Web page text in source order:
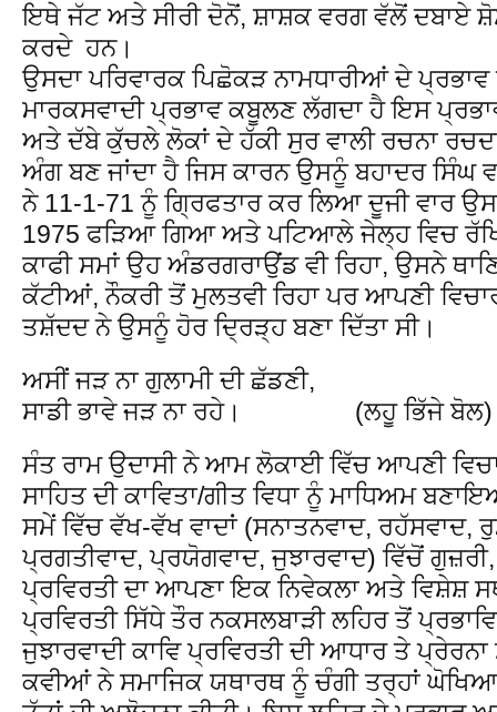
ਇਥੇ ਜੱਟ ਅਤੇ ਸੀਰੀ ਦੋਨੋਂ, ਸ਼ਾਸ਼ਕ ਵਰਗ ਵੱਲੋਂ ਦਬਾਏ
ਕਰਦੇ ਹਨ।
ਉਸਦਾ ਪਰਿਵਾਰਕ ਪਿਛੋਕੜ ਨਾਮਧਾਰੀਆਂ ਦੇ ਪ੍ਰਭਾਵ
ਮਾਰਕਸਵਾਦੀ ਪ੍ਰਭਾਵ ਕਬੂਲਣ ਲੱਗਦਾ ਹੈ ਇਸ
ਅਤੇ ਦੱਬੇ ਕੁੱਚਲੇ ਲੋਕਾਂ ਦੇ ਹੱਕੀ ਸੁਰ ਵਾਲੀ ਰਚਨਾ
ਅੰਗ ਬਣ ਜਾਂਦਾ ਹੈ ਜਿਸ ਕਾਰਨ ਉਸਨੂੰ ਬਹਾਦਰ ਸਿੰਘ
ਨੇ 11-1-71 ਨੂੰ ਗ੍ਰਿਫਤਾਰ ਕਰ ਲਿਆ ਦੂਜੀ ਵਾਰ
1975 ਫੜਿਆ ਗਿਆ ਅਤੇ ਪਟਿਆਲੇ ਜੇਲ੍ਹ ਵਿਚ
ਕਾਫੀ ਸਮਾਂ ਉਹ ਅੰਡਰਗਰਾਉਂਡ ਵੀ ਰਿਹਾ, ਉਸਨੇ
ਕੱਟੀਆਂ, ਨੌਕਰੀ ਤੋਂ ਮੁਲਤਵੀ ਰਿਹਾ ਪਰ ਆਪਣੀ
ਤਸ਼ੱਦਦ ਨੇ ਉਸਨੂੰ ਹੋਰ ਦ੍ਰਿੜ੍ਹ ਬਣਾ ਦਿੱਤਾ ਸੀ।
ਅਸੀਂ ਜੜ ਨਾ ਗੁਲਾਮੀ ਦੀ ਛੱਡਣੀ,
ਸਾਡੀ ਭਾਵੇ ਜੜ ਨਾ ਰਹੇ। (ਲਹੂ ਭਿੱਜੇ ਬੋਲ)
ਸੰਤ ਰਾਮ ਉਦਾਸੀ ਨੇ ਆਮ ਲੋਕਾਈ ਵਿੱਚ ਆਪਣੀ
ਸਾਹਿਤ ਦੀ ਕਾਵਿਤਾ/ਗੀਤ ਵਿਧਾ ਨੂੰ ਮਾਧਿਅਮ
ਸਮੇਂ ਵਿੱਚ ਵੱਖ-ਵੱਖ ਵਾਦਾਂ (ਸਨਾਤਨਵਾਦ, ਰਹੱਸਵਾਦ,
ਪ੍ਰਗਤੀਵਾਦ, ਪ੍ਰਯੋਗਵਾਦ, ਜੁਝਾਰਵਾਦ) ਵਿੱਚੋਂ ਗੁਜ਼ਰੀ,
ਪ੍ਰਵਿਰਤੀ ਦਾ ਆਪਣਾ ਇਕ ਨਿਵੇਕਲਾ ਅਤੇ ਵਿਸ਼ੇਸ਼
ਪ੍ਰਵਿਰਤੀ ਸਿੱਧੇ ਤੌਰ ਨਕਸਲਬਾੜੀ ਲਹਿਰ ਤੋਂ
ਜੁਝਾਰਵਾਦੀ ਕਾਵਿ ਪ੍ਰਵਿਰਤੀ ਦੀ ਆਧਾਰ ਤੇ
ਕਵੀਆਂ ਨੇ ਸਮਾਜਿਕ ਯਥਾਰਥ ਨੂੰ ਚੰਗੀ ਤਰ੍ਹਾਂ ਘੋਖਿਆ